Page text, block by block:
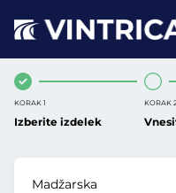
KORAK 1
Izberite izdelek
KORAK
Madžarska